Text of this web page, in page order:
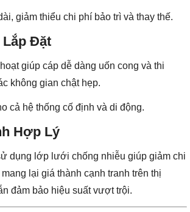
giảm thiểu chi phí bảo trì và thay thế.
Lắp Đặt
giúp cáp dễ dàng uốn cong và thi
không gian chật hẹp.
cả hệ thống cố định và di động.
Hợp Lý
dụng lớp lưới chống nhiễu giúp giảm chi
lại giá thành cạnh tranh trên thị
đảm bảo hiệu suất vượt trội.